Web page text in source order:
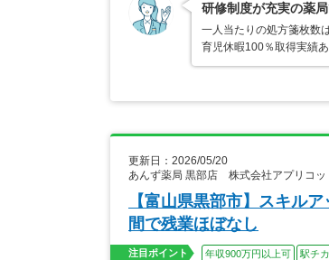
研修制度が充実の薬局
一人当たりの処方箋枚数
育児休暇100％取得実績
更新日：2026/05/20
あんず薬局 黒部店 株式会社アプリコッ
【富山県黒部市】スキル
間で残業ほぼなし
注目ポイント 年収900万円以上可 駅チカ